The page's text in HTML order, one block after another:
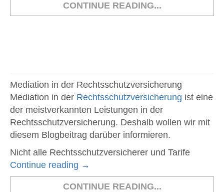
CONTINUE READING...
Mediation in der Rechtsschutzversicherung
Mediation in der Rechtsschutzversicherung ist eine
der meistverkannten Leistungen in der
Rechtsschutzversicherung. Deshalb wollen wir mit
diesem Blogbeitrag darüber informieren.
Nicht alle Rechtsschutzversicherer und Tarife
Continue reading →
CONTINUE READING...